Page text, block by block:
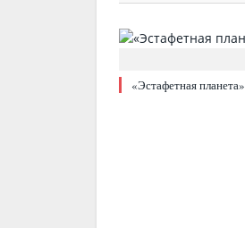
«Эстафетная планета»